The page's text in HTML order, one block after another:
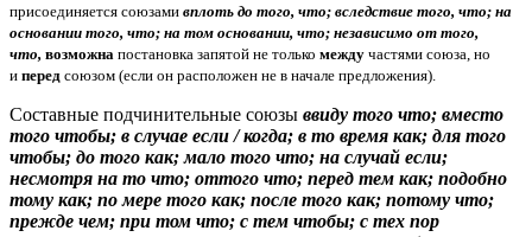
присоединяется союзами вплоть до того, что; вследствие того, что; на
основании того, что; на том основании, что; независимо от того,
что, возможна постановка запятой не только между частями союза, но
и перед союзом (если он расположен не в начале предложения).
Составные подчинительные союзы ввиду того что; вместо
того чтобы; в случае если / когда; в то время как; для того
чтобы; до того как; мало того что; на случай если;
несмотря на то что; оттого что; перед тем как; подобно
тому как; по мере того как; после того как; потому что;
прежде чем; при том что; с тем чтобы; с тех пор